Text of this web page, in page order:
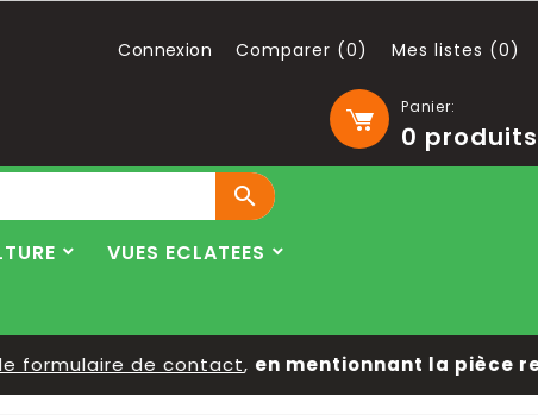
Panier:
0 produits
Connexion Comparer (0) Mes listes (0)

VUES ECLATEES
de contact,en mentionnant la pièce